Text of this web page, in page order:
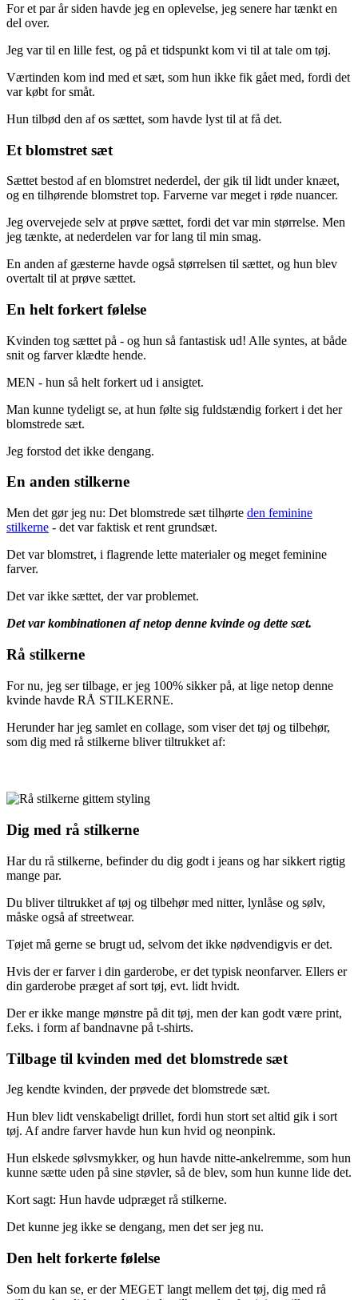
For et par år siden havde jeg en oplevelse, jeg senere har tænkt en
del over.
Jeg var til en lille fest, og på et tidspunkt kom vi til at tale om tøj.
Værtinden kom ind med et sæt, som hun ikke fik gået med, fordi det
var købt for småt.
Hun tilbød den af os sættet, som havde lyst til at få det.
Et blomstret sæt
Sættet bestod af en blomstret nederdel, der gik til lidt under knæet,
og en tilhørende blomstret top. Farverne var meget i røde nuancer.
Jeg overvejede selv at prøve sættet, fordi det var min størrelse. Men
jeg tænkte, at nederdelen var for lang til min smag.
En anden af gæsterne havde også størrelsen til sættet, og hun blev
overtalt til at prøve sættet.
En helt forkert følelse
Kvinden tog sættet på - og hun så fantastisk ud! Alle syntes, at både
snit og farver klædte hende.
MEN - hun så helt forkert ud i ansigtet.
Man kunne tydeligt se, at hun følte sig fuldstændig forkert i det her
blomstrede sæt.
Jeg forstod det ikke dengang.
En anden stilkerne
Men det gør jeg nu: Det blomstrede sæt tilhørte den feminine
stilkerne - det var faktisk et rent grundsæt.
Det var blomstret, i flagrende lette materialer og meget feminine
farver.
Det var ikke sættet, der var problemet.
Det var kombinationen af netop denne kvinde og dette sæt.
Rå stilkerne
For nu, jeg ser tilbage, er jeg 100% sikker på, at lige netop denne
kvinde havde RÅ STILKERNE.
Herunder har jeg samlet en collage, som viser det tøj og tilbehør,
som dig med rå stilkerne bliver tiltrukket af:
Dig med rå stilkerne
Har du rå stilkerne, befinder du dig godt i jeans og har sikkert rigtig
mange par.
Du bliver tiltrukket af tøj og tilbehør med nitter, lynlåse og sølv,
måske også af streetwear.
Tøjet må gerne se brugt ud, selvom det ikke nødvendigvis er det.
Hvis der er farver i din garderobe, er det typisk neonfarver. Ellers er
din garderobe præget af sort tøj, evt. lidt hvidt.
Der er ikke mange mønstre på dit tøj, men der kan godt være print,
f.eks. i form af bandnavne på t-shirts.
Tilbage til kvinden med det blomstrede sæt
Jeg kendte kvinden, der prøvede det blomstrede sæt.
Hun blev lidt venskabeligt drillet, fordi hun stort set altid gik i sort
tøj. Af andre farver havde hun kun hvid og neonpink.
Hun elskede sølvsmykker, og hun havde nitte-ankelremme, som hun
kunne sætte uden på sine støvler, så de blev, som hun kunne lide det.
Kort sagt: Hun havde udpræget rå stilkerne.
Det kunne jeg ikke se dengang, men det ser jeg nu.
Den helt forkerte følelse
Som du kan se, er der MEGET langt mellem det tøj, dig med rå